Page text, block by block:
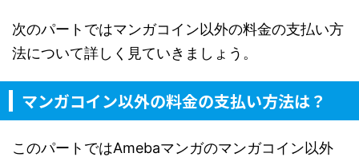
次のパートではマンガコイン以外の料金の支払い方
法について詳しく見ていきましょう。
マンガコイン以外の料金の支払い方法は？
このパートではAmebaマンガのマンガコイン以外